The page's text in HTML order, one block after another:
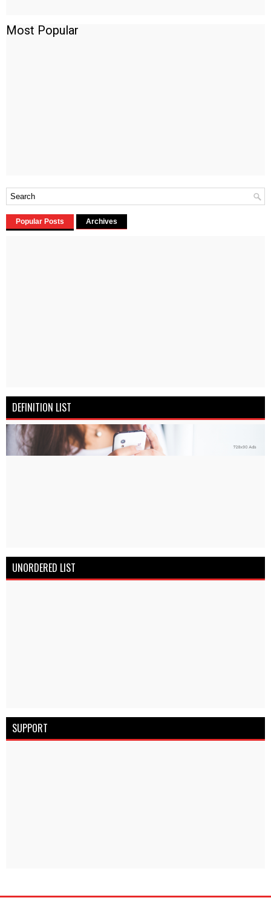
Most Popular
Popular Posts Archives
DEFINITION LIST
UNORDERED LIST
SUPPORT